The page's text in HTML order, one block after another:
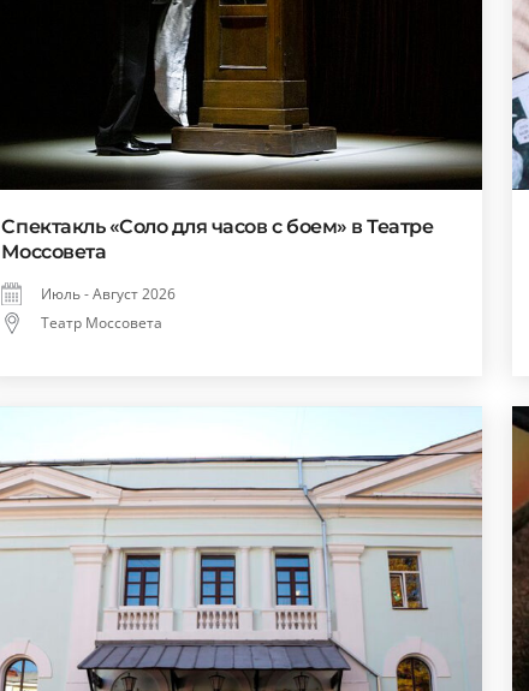
Спектакль «Соло для часов с боем» в Театре
Моссовета
Июль - Август 2026
Театр Моссовета